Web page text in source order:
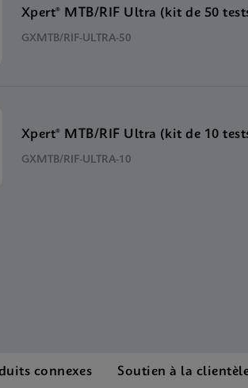
Xpert® MTB/RIF Ultra (kit de 50
GXMTB/RIF-ULTRA-50
Xpert® MTB/RIF Ultra (kit de 10
GXMTB/RIF-ULTRA-10
connexes Soutien à la